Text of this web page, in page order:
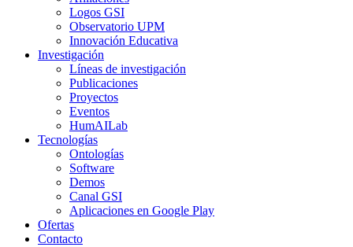
Logos GSI
Observatorio UPM
Innovación Educativa
Investigación
Líneas de investigación
Publicaciones
Proyectos
Eventos
HumAILab
Tecnologías
Ontologías
Software
Demos
Canal GSI
Aplicaciones en Google Play
Ofertas
Contacto